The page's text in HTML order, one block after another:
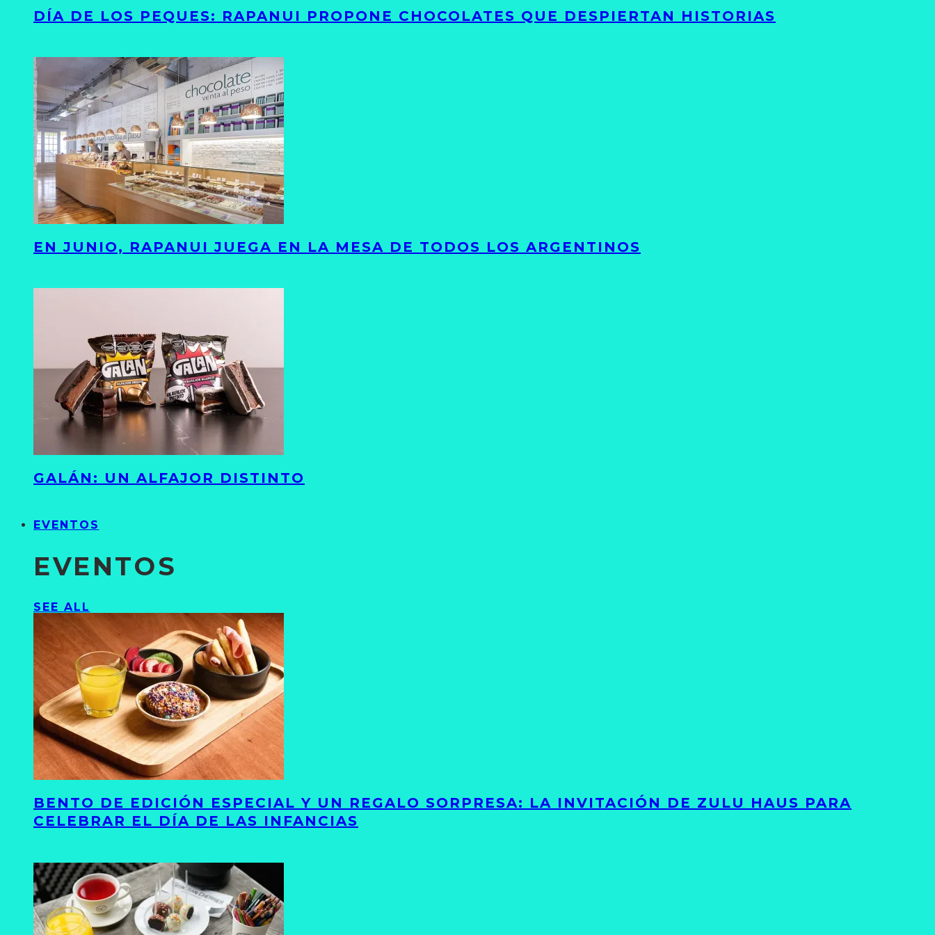
DÍA DE LOS PEQUES: RAPANUI PROPONE CHOCOLATES QUE DESPIERTAN HISTORIAS
EN JUNIO, RAPANUI JUEGA EN LA MESA DE TODOS LOS ARGENTINOS
GALÁN: UN ALFAJOR DISTINTO
EVENTOS
EVENTOS
SEE ALL
BENTO DE EDICIÓN ESPECIAL Y UN REGALO SORPRESA: LA INVITACIÓN DE ZULU HAUS PARA
CELEBRAR EL DÍA DE LAS INFANCIAS